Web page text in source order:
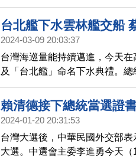
統府秘書長林佳龍、前駐美大
清德政府，會為下階段的台灣帶
台北艦下水雲林艦交船
2024-03-09 20:03:37
台灣海巡量能持續邁進，今天
及「台北艦」命名下水典禮。
是同框視察，蔡英文表示，透
民主、自由的決心。
賴清德接下總統當選證
2024-01-20 20:31:53
台灣大選後，中華民國外交部
大選。中選會主委李進勇今天